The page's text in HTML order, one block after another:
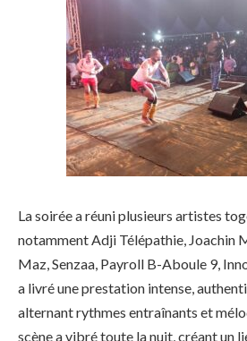
La soirée a réuni plusieurs artistes
notamment Adji Télépathie, Joachin
Maz, Senzaa, Payroll B-Aboule 9,
a livré une prestation intense,
alternant rythmes entraînants et
scène a vibré toute la nuit, créant un